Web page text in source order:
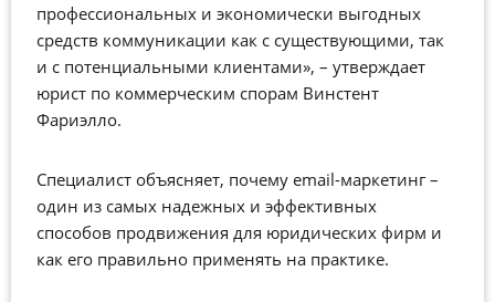
профессиональных и экономически выгодных
средств коммуникации как с существующими, так
и с потенциальными клиентами», – утверждает
юрист по коммерческим спорам Винстент
Фариэлло.
Специалист объясняет, почему email-маркетинг –
один из самых надежных и эффективных
способов продвижения для юридических фирм и
как его правильно применять на практике.